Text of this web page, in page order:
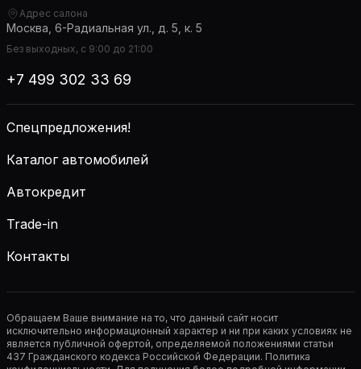
Адрес салона
Москва, 6-Радиальная ул., д. 5, к. 5
Без выходных, с 9:00 до 21:00
+7 499 302 33 69
Спецпредложения!
Каталог автомобилей
Автокредит
Trade-in
Контакты
Обращаем Ваше внимание на то, что данный сайт носит
исключительно информационный характер и ни при каких условиях не
является публичной офертой, определяемой положениями статьи
437 Гражданского кодекса Российской Федерации. Политика